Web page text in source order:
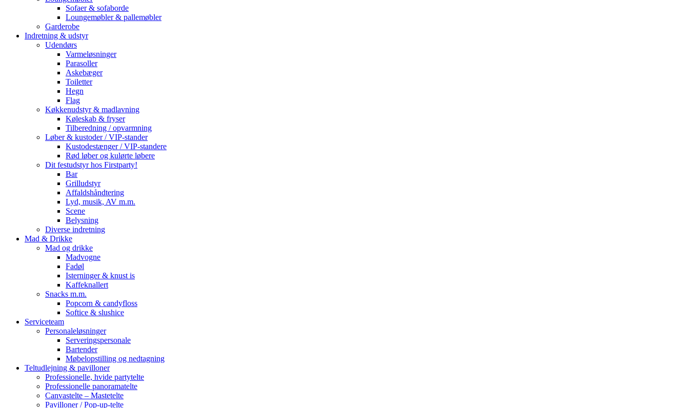
Sofaer & sofaborde
Loungemøbler & pallemøbler
Garderobe
Indretning & udstyr
Udendørs
Varmeløsninger
Parasoller
Askebæger
Toiletter
Hegn
Flag
Køkkenudstyr & madlavning
Køleskab & fryser
Tilberedning / opvarmning
Løber & kustoder / VIP-stander
Kustodestænger / VIP-standere
Rød løber og kulørte løbere
Dit festudstyr hos Firstparty!
Bar
Grilludstyr
Affaldshåndtering
Lyd, musik, AV m.m.
Scene
Belysning
Diverse indretning
Mad & Drikke
Mad og drikke
Madvogne
Fadøl
Isterninger & knust is
Kaffeknallert
Snacks m.m.
Popcorn & candyfloss
Softice & slushice
Serviceteam
Personaleløsninger
Serveringspersonale
Bartender
Møbelopstilling og nedtagning
Teltudlejning & pavilloner
Professionelle, hvide partytelte
Professionelle panoramatelte
Canvastelte – Mastetelte
Pavilloner / Pop-up-telte